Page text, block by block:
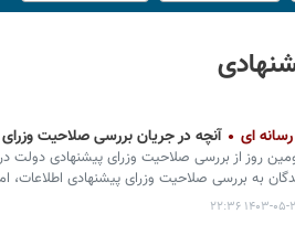
ای آنچه در جریان بررسی صلاحیت
روز از بررسی صلاحیت وزرای پیشنهادی
به بررسی صلاحیت وزرای پیشنهادی اطلاعات،
۰۵-۲۸ ۲۲:۳۶